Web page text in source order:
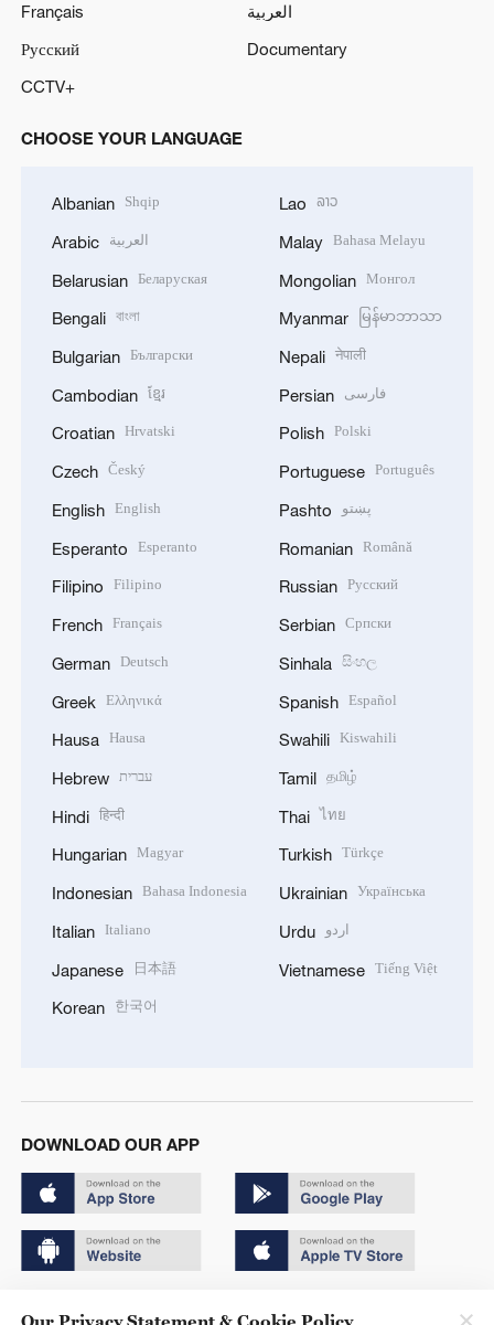
Français
العربية
Русский
Documentary
CCTV+
CHOOSE YOUR LANGUAGE
Albanian Shqip
Arabic العربية
Belarusian Беларуская
Bengali বাংলা
Bulgarian Български
Cambodian ខ្មែរ
Croatian Hrvatski
Czech Český
English English
Esperanto Esperanto
Filipino Filipino
French Français
German Deutsch
Greek Ελληνικά
Hausa Hausa
Hebrew עברית
Hindi हिन्दी
Hungarian Magyar
Indonesian Bahasa Indonesia
Italian Italiano
Japanese 日本語
Korean 한국어
Lao ລາວ
Malay Bahasa Melayu
Mongolian Монгол
Myanmar မြန်မာဘာသာ
Nepali नेपाली
Persian فارسی
Polish Polski
Portuguese Português
Pashto پښتو
Romanian Română
Russian Русский
Serbian Српски
Sinhala සිංහල
Spanish Español
Swahili Kiswahili
Tamil தமிழ்
Thai ไทย
Turkish Türkçe
Ukrainian Українська
Urdu اردو
Vietnamese Tiếng Việt
DOWNLOAD OUR APP
Our Privacy Statement & Cookie Policy